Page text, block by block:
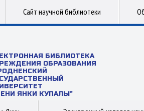
Сайт научной библиотеки
БИБЛИОТЕКА
ОБРАЗОВАНИЯ
ЯНКИ КУПАЛЫ"